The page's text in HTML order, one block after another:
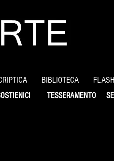
BIBLIOTECA
TESSERAMENTO